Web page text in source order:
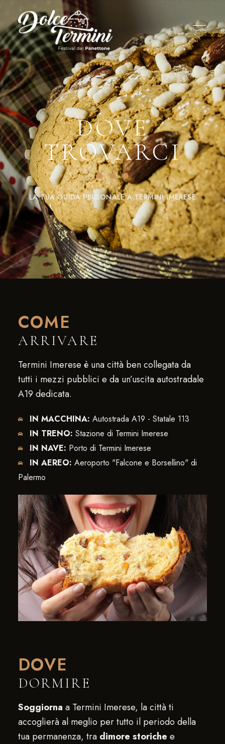
DOVE
TROVARCI
LA TUA GUIDA PERSONALE A TERMINI IMERESE
COME
ARRIVARE
Termini Imerese è una città ben collegata da
tutti i mezzi pubblici e da un’uscita autostradale
A19 dedicata.
IN MACCHINA: Autostrada A19 - Statale 113
IN TRENO: Stazione di Termini Imerese
IN NAVE: Porto di Termini Imerese
IN AEREO: Aeroporto "Falcone e Borsellino" di
Palermo
DOVE
DORMIRE
Soggiorna a Termini Imerese, la città ti
accoglierà al meglio per tutto il periodo della
tua permanenza, tra dimore storiche e